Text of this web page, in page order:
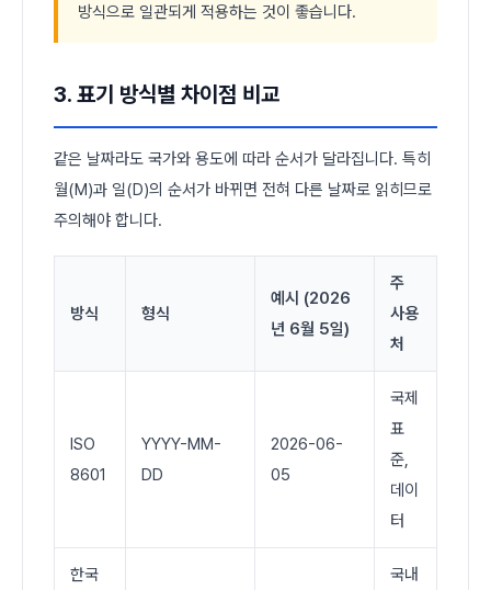
방식으로 일관되게 적용하는 것이 좋습니다.
3. 표기 방식별 차이점 비교
같은 날짜라도 국가와 용도에 따라 순서가 달라집니다. 특히
월(M)과 일(D)의 순서가 바뀌면 전혀 다른 날짜로 읽히므로
주의해야 합니다.
방식 형식
예시 (2026
년 6월 5일)
주
사용
처
ISO
8601
YYYY-MM-
DD
2026-06-
05
국제
표
준,
데이
터
한국
국내